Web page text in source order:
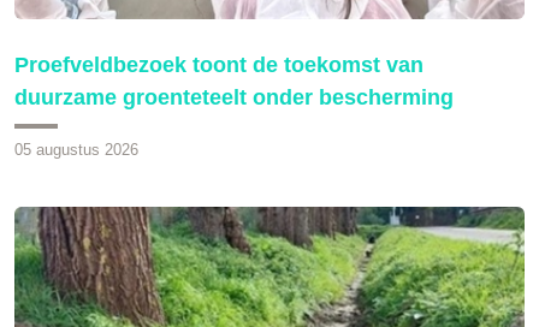
Proefveldbezoek toont de toekomst van
duurzame groenteteelt onder bescherming
05 augustus 2026